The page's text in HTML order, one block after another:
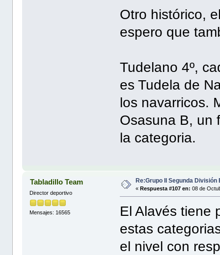
Otro histórico,
espero que
Tudelano 4º,
es Tudela de
los navarricos.
Osasuna B, un
la categoria.
Tabladillo Team
Director deportivo
Mensajes: 16565
Re:Grupo II Segunda División
«Respuesta #107 en: 08 de
El Alavés tiene
estas
el nivel con